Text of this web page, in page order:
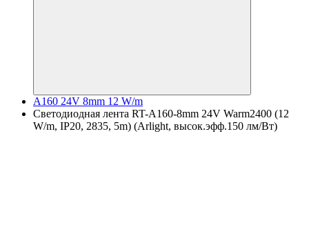
A160 24V 8mm 12 W/m
Светодиодная лента RT-A160-8mm 24V Warm2400 (12
W/m, IP20, 2835, 5m) (Arlight, высок.эфф.150 лм/Вт)